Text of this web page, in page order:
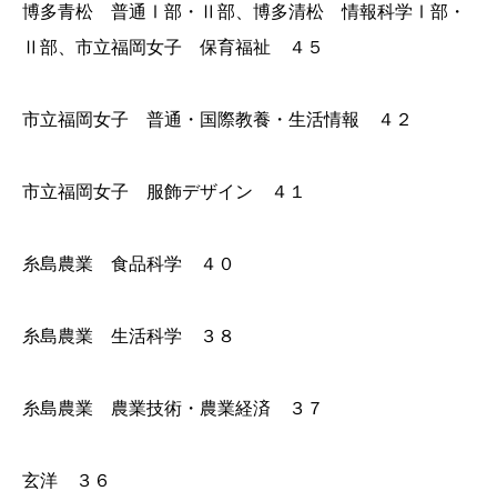
博多青松 普通Ⅰ部・Ⅱ部、博多清松 情報科学Ⅰ部・
Ⅱ部、市立福岡女子 保育福祉 ４５
市立福岡女子 普通・国際教養・生活情報 ４２
市立福岡女子 服飾デザイン ４１
糸島農業 食品科学 ４０
糸島農業 生活科学 ３８
糸島農業 農業技術・農業経済 ３７
玄洋 ３６